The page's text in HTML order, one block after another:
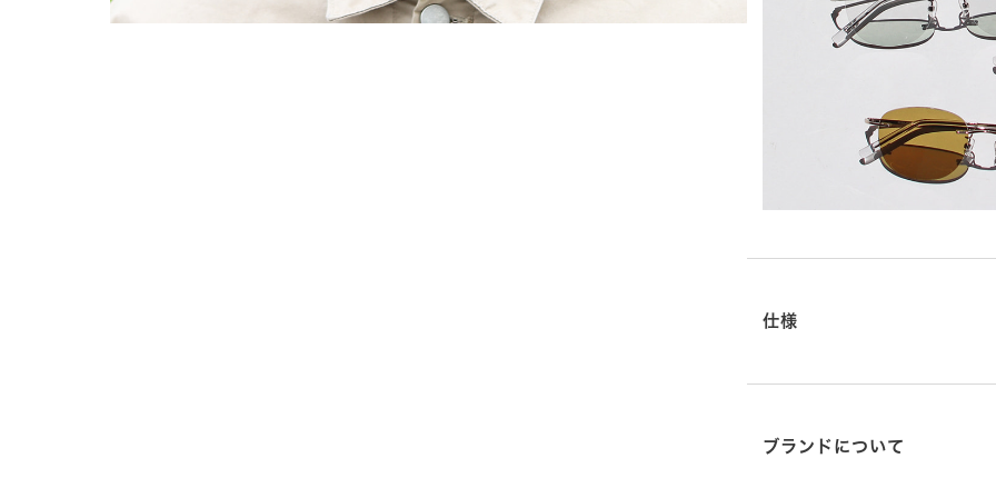
仕様
ブランドについて